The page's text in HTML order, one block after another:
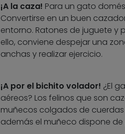
¡A la caza! Para un gato
Convertirse en un buen
entorno. Ratones de juguete y
ello, conviene despejar una
anchas y realizar ejercicio.
¡A por el bichito volador! ¿El
aéreos? Los felinos que son
muñecos colgados de
además el muñeco dispone